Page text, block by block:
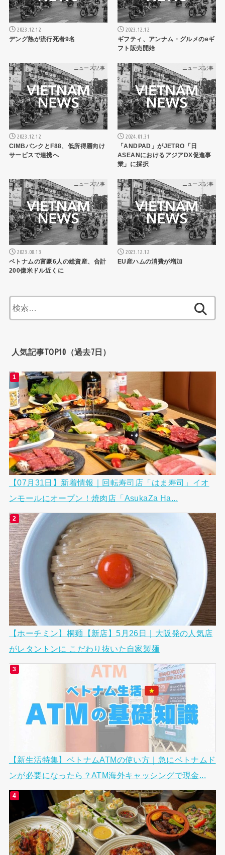
2023.12.12
デング熱が流行死者9名
2023.12.12
ギフティ、アンナム・グルメのeギ
フト販売開始
ニュース記事
2023.12.12
CIMBバンクとF88、低所得層向け
サービスで連携へ
ニュース記事
2024.01.31
「ANDPAD」がJETRO「日
ASEANにおけるアジアDX促進事
業」に採択
ニュース記事
2023.08.13
ベトナムの富豪6人の総資産、合計
200億米ドル近くに
ニュース記事
2023.12.12
EU産ハムの消費が増加
索:
人気記事TOP10（過去7日）
【07月31日】新着情報｜回転寿司店「はま寿司」イオ
ンモールにオープン！焼肉店「AsukaZa Ha...
【ホーチミン】桐麺【新店】5月26日｜大阪発の人気店
がレタントンに こだわり抜いた自家製麺
【新生活特集】ベトナムATMの使い方｜急にベトナムド
ンが必要になったら？ATM海外キャッシングで現金...